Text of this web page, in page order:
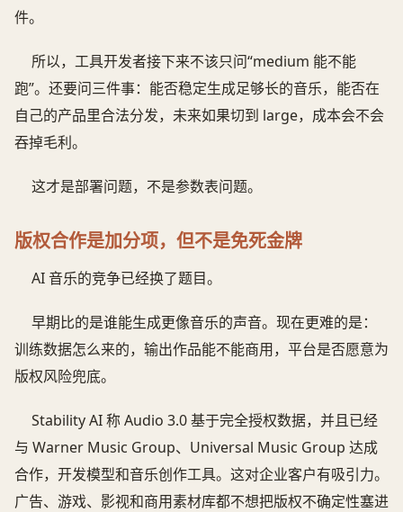
件。
所以，工具开发者接下来不该只问“medium 能不能
跑”。还要问三件事：能否稳定生成足够长的音乐，能否在
自己的产品里合法分发，未来如果切到 large，成本会不会
吞掉毛利。
这才是部署问题，不是参数表问题。
版权合作是加分项，但不是免死金牌
AI 音乐的竞争已经换了题目。
早期比的是谁能生成更像音乐的声音。现在更难的是：
训练数据怎么来的，输出作品能不能商用，平台是否愿意为
版权风险兜底。
Stability AI 称 Audio 3.0 基于完全授权数据，并且已经
与 Warner Music Group、Universal Music Group 达成
合作，开发模型和音乐创作工具。这对企业客户有吸引力。
广告、游戏、影视和商用素材库都不想把版权不确定性塞进